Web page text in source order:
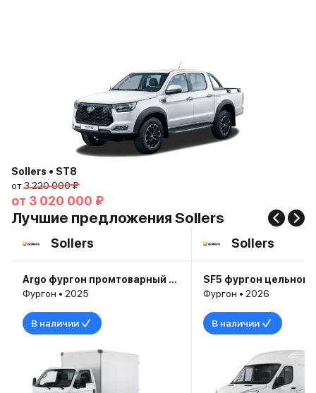
Sollers • ST8
от3 220 000 ₽
от 3 020 000 ₽
Лучшие предложения Sollers
Sollers
Argo фургон промтоварный Base
Фургон • 2025
В наличии
Sollers
Фургон • 2026
В наличии